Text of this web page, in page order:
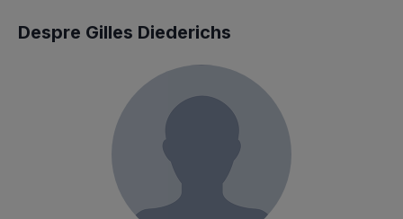
Despre Gilles Diederichs